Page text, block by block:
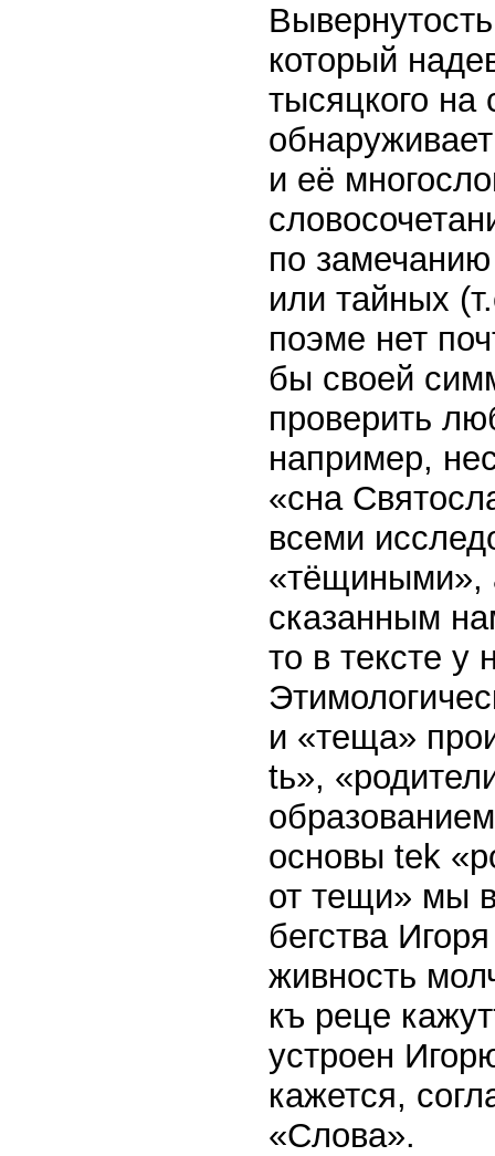
который
тысяцкого
и её
по
или тайных
поэме нет
бы своей
проверить
например,
«сна
всеми
«тёщиными»,
сказанным
то в тексте у
и «теща»
tь»,
основы tek
от тещи» мы
бегства
живность
къ реце
устроен
кажется,
«Слова».